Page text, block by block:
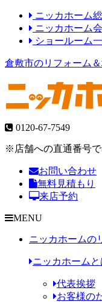
ニッカホーム
ニッカホーム
ショールーム
倉敷市のリフォーム
0120-67-7549
※店舗への直通番号
お問い合わせ
無料見積もり
来店予約
MENU
ニッカホームの
ニッカホームと
代表挨拶
お客様の